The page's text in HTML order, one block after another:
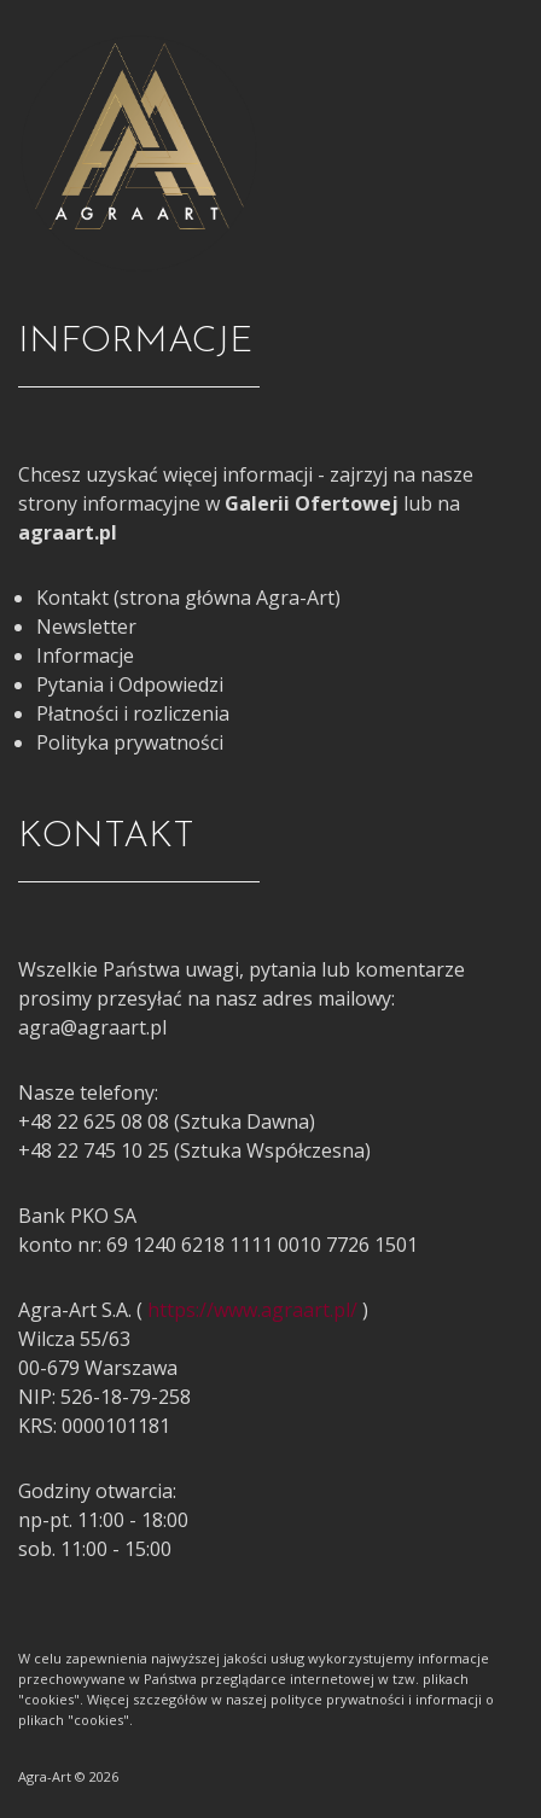
INFORMACJE
Chcesz uzyskać więcej informacji - zajrzyj na nasze
strony informacyjne w Galerii Ofertowej lub na
agraart.pl
Kontakt (strona główna Agra-Art)
Newsletter
Informacje
Pytania i Odpowiedzi
Płatności i rozliczenia
Polityka prywatności
KONTAKT
Wszelkie Państwa uwagi, pytania lub komentarze
prosimy przesyłać na nasz adres mailowy:
agra@agraart.pl
Nasze telefony:
+48 22 625 08 08 (Sztuka Dawna)
+48 22 745 10 25 (Sztuka Współczesna)
Bank PKO SA
konto nr: 69 1240 6218 1111 0010 7726 1501
Agra-Art S.A. ( https://www.agraart.pl/)
Wilcza 55/63
00-679 Warszawa
NIP: 526-18-79-258
KRS: 0000101181
Godziny otwarcia:
np-pt. 11:00 - 18:00
sob. 11:00 - 15:00
W celu zapewnienia najwyższej jakości usług wykorzystujemy informacje
przechowywane w Państwa przeglądarce internetowej w tzw. plikach
"cookies". Więcej szczegółów w naszej polityce prywatności i informacji o
plikach "cookies".
Agra-Art © 2026